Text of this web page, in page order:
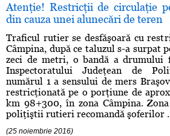
Atenţie! Restricţii de circulaţie
din cauza unei alunecări de teren
Traficul rutier se desfăşoară cu
Câmpina, după ce taluzul s-a surpat
zeci de metri, o bandă a drumului
Inspectoratului Judeţean de
numărul 1 a sensului de mers
restricţionată pe o porţiune de
km 98+300, în zona Câmpina.
poliţiştii rutieri recomandă şoferilor
(25 noiembrie 2016)